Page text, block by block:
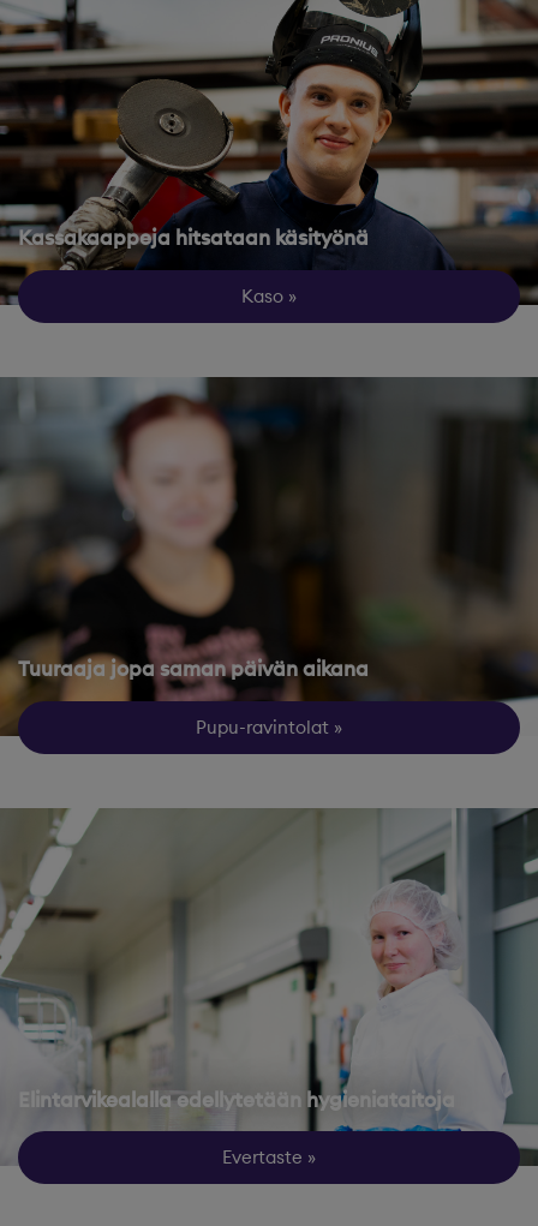
Kassakaappeja hitsataan käsityönä
Kaso
Tuuraaja jopa saman päivän aikana
Pupu-ravintolat
Elintarvikealalla edellytetään hygieniataitoja
Evertaste